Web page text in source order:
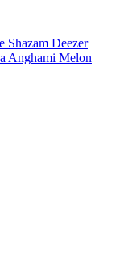
Shazam Deezer
Anghami Melon